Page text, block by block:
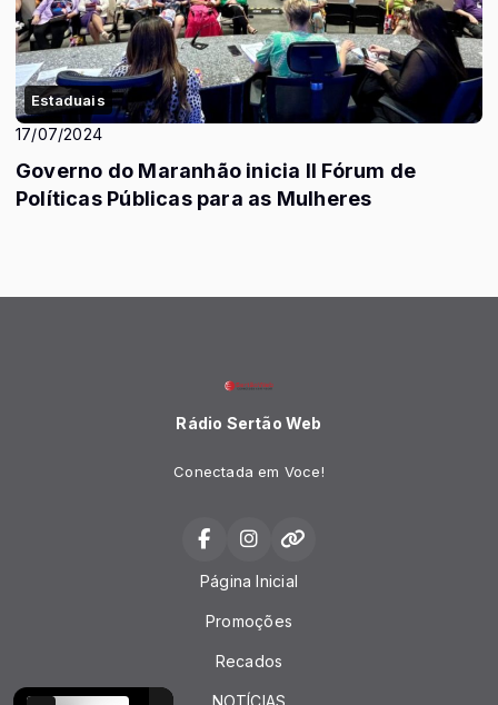
Estaduais
17/07/2024
Governo do Maranhão inicia II Fórum de
Políticas Públicas para as Mulheres
Rádio Sertão Web
Conectada em Voce!
Página Inicial
Promoções
Recados
NOTÍCIAS